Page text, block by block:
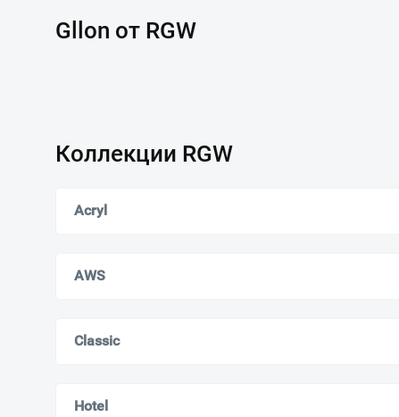
Gllon от RGW
Коллекции RGW
Acryl
AWS
Classic
Hotel